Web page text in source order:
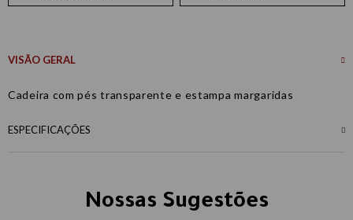
VISÃO GERAL
Cadeira com pés transparente e estampa margaridas
ESPECIFICAÇÕES
Nossas Sugestões